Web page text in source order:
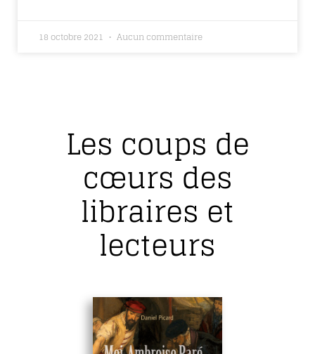
18 octobre 2021 Aucun commentaire
Les coups de
cœurs des
libraires et
lecteurs